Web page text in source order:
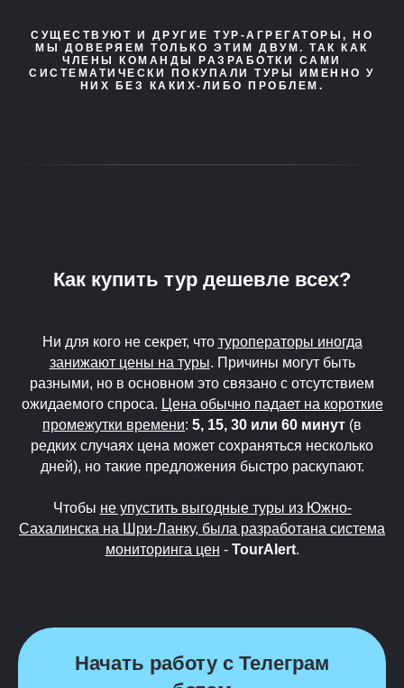
СУЩЕСТВУЮТ И ДРУГИЕ ТУР-АГРЕГАТОРЫ, НО
МЫ ДОВЕРЯЕМ ТОЛЬКО ЭТИМ ДВУМ. ТАК КАК
ЧЛЕНЫ КОМАНДЫ РАЗРАБОТКИ САМИ
СИСТЕМАТИЧЕСКИ ПОКУПАЛИ ТУРЫ ИМЕННО У
НИХ БЕЗ КАКИХ-ЛИБО ПРОБЛЕМ.
Как купить тур дешевле всех?
Ни для кого не секрет, что туроператоры иногда
занижают цены на туры. Причины могут быть
разными, но в основном это связано с отсутствием
ожидаемого спроса. Цена обычно падает на короткие
промежутки времени: 5, 15, 30 или 60 минут (в
редких случаях цена может сохраняться несколько
дней), но такие предложения быстро раскупают.
Чтобы не упустить выгодные туры из Южно-
Сахалинска на Шри-Ланку, была разработана система
мониторинга цен - TourAlert.
Начать работу с Телеграм